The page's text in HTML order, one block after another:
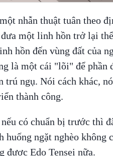
nhẫn thuật tuân theo
đưa một linh hồn trở lại
hồn đến vùng đất của
là một cái "lõi" để phần
trú ngụ. Nói cách khác,
thành công.
có chuẩn bị trước thì
huống ngặt nghèo không
được Edo Tensei nữa.